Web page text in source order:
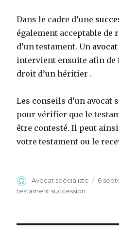
Dans le cadre d’une
également acceptable de
d’un testament. Un
intervient ensuite afin de
droit d’un héritier .
Les conseils d’un avocat
pour vérifier que le
être contesté. Il peut
votre testament ou le
Auteur
Avocat spécialiste
Publié
6
testament succession